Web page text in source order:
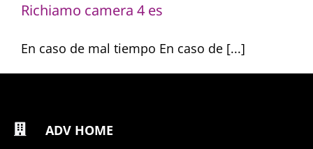
Richiamo camera 4 es
En caso de mal tiempo En caso de [...]
ADV HOME